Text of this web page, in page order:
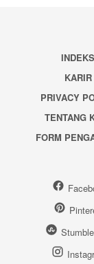
INDEKS
KARIR
PRIVACY
TENTANG
FORM